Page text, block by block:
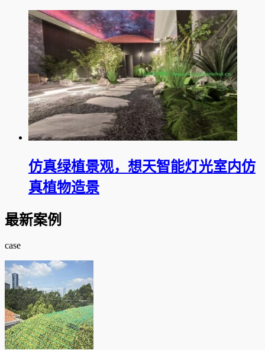
仿真绿植景观，想天智能灯光室内仿
真植物造景
最新案例
case